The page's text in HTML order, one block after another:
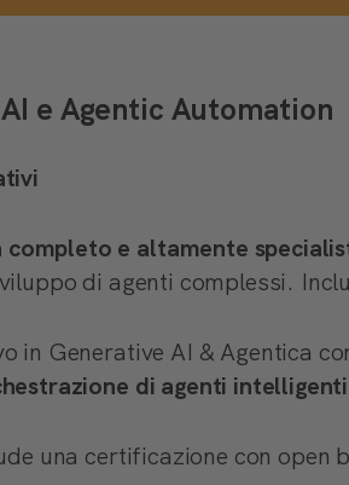
e Agentic Automation
completo e altamente
di agenti complessi.
in Generative AI & Agentica
di agenti
una certificazione con open